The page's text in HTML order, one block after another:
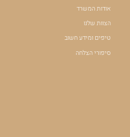
אודות המשרד
הצוות שלנו
טיפים ומידע חשוב
סיפורי הצלחה